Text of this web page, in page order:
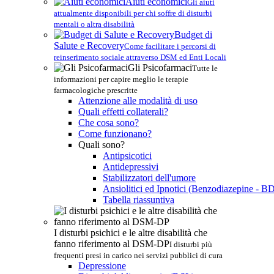
Gli aiuti
attualmente disponibili per chi soffre di disturbi
mentali o altra disabilità
Budget di
Salute e RecoveryCome facilitare i percorsi di
reinserimento sociale attraverso DSM ed Enti Locali
Gli PsicofarmaciTutte le
informazioni per capire meglio le terapie
farmacologiche prescritte
Attenzione alle modalità di uso
Quali effetti collaterali?
Che cosa sono?
Come funzionano?
Quali sono?
Antipsicotici
Antidepressivi
Stabilizzatori dell'umore
Ansiolitici ed Ipnotici (Benzodiazepine -
Tabella riassuntiva
I disturbi psichici e le altre disabilità che
fanno riferimento al DSM-DPI disturbi più
frequenti presi in carico nei servizi pubblici di cura
Depressione